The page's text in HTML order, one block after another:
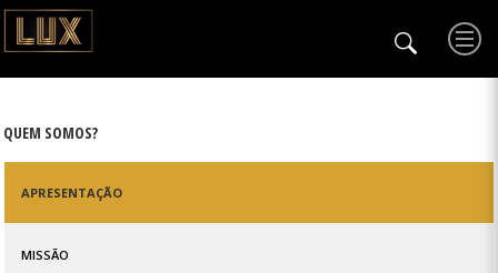
QUEM SOMOS?
APRESENTAÇÃO
MISSÃO